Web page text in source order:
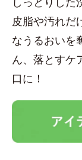
皮脂や汚れだ
なうるおいを
ん、落とすケ
口に！